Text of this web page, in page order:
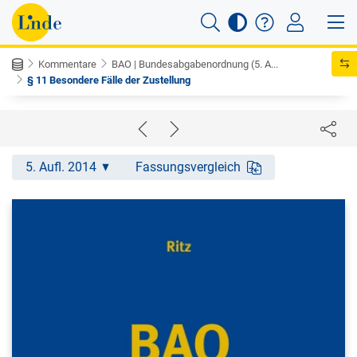
Kommentare
BAO | Bundesabgabenordnung (5. A...
§ 11 Besondere Fälle der Zustellung
5. Aufl. 2014 Fassungsvergleich